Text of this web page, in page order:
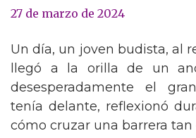
27 de marzo de 2024
Un día, un joven budista, al
llegó a la orilla de un
desesperadamente el
tenía delante, reflexionó
cómo cruzar una barrera tan